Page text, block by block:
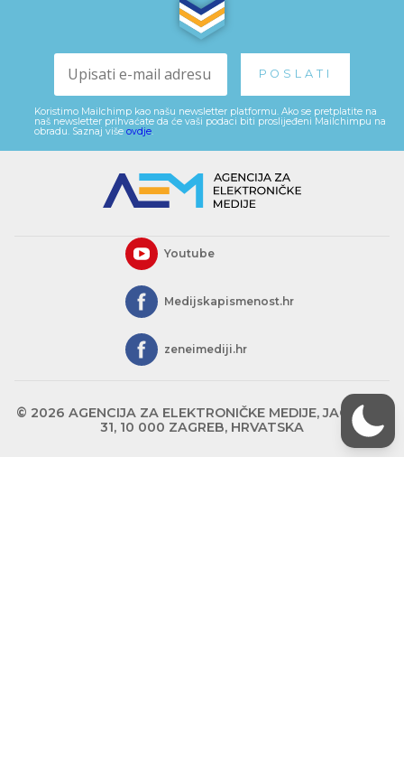
Koristimo Mailchimp kao našu newsletter platformu. Ako se pretplatite na
naš newsletter prihvaćate da će vaši podaci biti proslijeđeni Mailchimpu na
obradu. Saznaj više ovdje
Youtube
Medijskapismenost.hr
zeneimediji.hr
© 2026 AGENCIJA ZA ELEKTRONIČKE MEDIJE, JAGIĆEVA
31, 10 000 ZAGREB, HRVATSKA